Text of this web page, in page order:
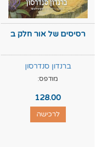
רסיסים של אור חלק ב
ברנדון סנדרסון
מודפס:
128.00
לרכישה